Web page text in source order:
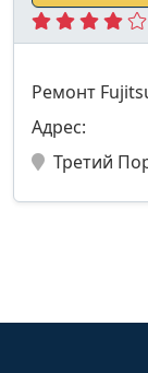
Ремонт
Адрес:
Третий